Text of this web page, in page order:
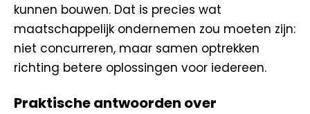
kunnen bouwen. Dat is precies wat
maatschappelijk ondernemen zou moeten zijn:
niet concurreren, maar samen optrekken
richting betere oplossingen voor iedereen.
Praktische antwoorden over